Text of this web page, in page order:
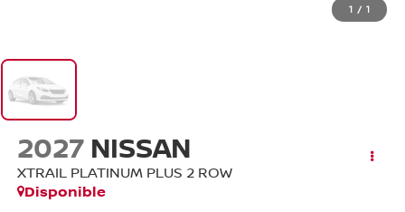
1 / 1
2027 NISSAN
XTRAIL PLATINUM PLUS 2 ROW
Disponible